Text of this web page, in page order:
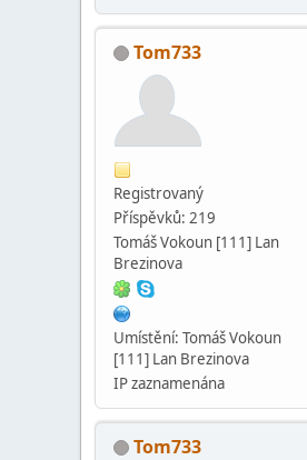
Tom733
Registrovaný
Příspěvků: 219
Tomáš Vokoun [111] Lan
Brezinova
Umístění: Tomáš Vokoun
[111] Lan Brezinova
IP zaznamenána
Tom733